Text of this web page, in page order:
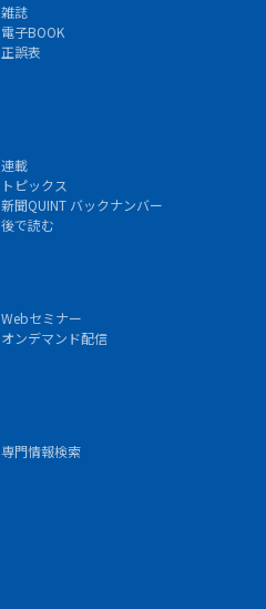
雑誌
電子BOOK
正誤表
連載
トピックス
新聞QUINT バックナンバー
後で読む
Webセミナー
オンデマンド配信
専門情報検索